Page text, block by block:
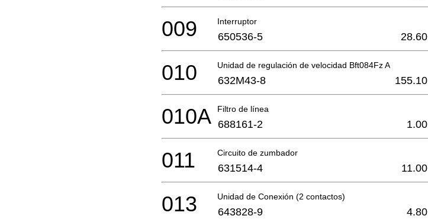
Interruptor
009 650536-5 28.60
Unidad de regulación de velocidad Bft084Fz A
010 632M43-8 155.10
Filtro de línea
010A 688161-2 1.00
Circuito de zumbador
011 631514-4 11.00
Unidad de Conexión (2 contactos)
013 643828-9 4.80